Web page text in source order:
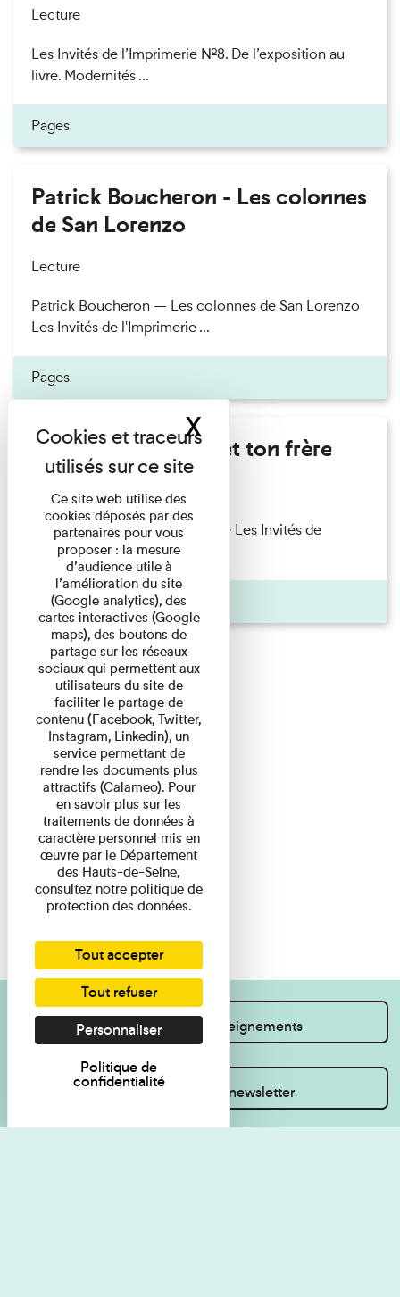
Lecture
Les Invités de l’Imprimerie n°8. De l’exposition au
livre. Modernités ...
Pages
Patrick Boucheron - Les colonnes
de San Lorenzo
Lecture
Patrick Boucheron — Les colonnes de San Lorenzo
Les Invités de l'Imprimerie ...
Pages
Marie Cosnay - Toi et ton frère
Lecture
Marie Cosnay — Toi et ton frère Les Invités de
l'Imprimerie n°10 À ...
Pages
Je souhaite des renseignements
Inscrivez-vous à la newsletter
Ce site web utilise des
cookies déposés par des
partenaires pour vous
proposer : la mesure
d’audience utile à
l’amélioration du site
(Google analytics), des
cartes interactives (Google
maps), des boutons de
partage sur les réseaux
sociaux qui permettent aux
utilisateurs du site de
faciliter le partage de
contenu (Facebook, Twitter,
Instagram, Linkedin), un
service permettant de
rendre les documents plus
attractifs (Calameo). Pour
en savoir plus sur les
traitements de données à
caractère personnel mis en
œuvre par le Département
des Hauts-de-Seine,
consultez notre politique de
protection des données.
Tout accepter
Tout refuser
Personnaliser
Politique de
confidentialité
XMasquer le